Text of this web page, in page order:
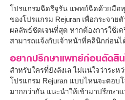
โปรแกรมฉีดรีจูรัน แพทย์ฉีดด้วยมือทุ
ของโปรแกรม Rejuran เพื่อกระจาย
ผลลัพธ์ชัดเจนที่สุด หากต้องการใช้เ
สามารถแจ้งกับเจ้าหน้าที่คลินิกก่อนไ
อยากปรึกษาแพทย์ก่อนตัดสิ
สำหรับใครที่ยังลังเล ไม่แน่ใจว่าระห
โปรแกรม Rejuran แบบไหนจะตอบ
มากกว่ากัน แนะนำให้เข้ามาปรึกษา